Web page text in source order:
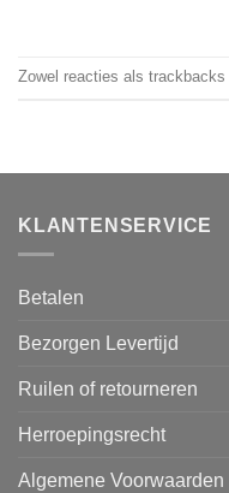
Zowel reacties als trackbacks
KLANTENSERVICE
Betalen
Bezorgen Levertijd
Ruilen of retourneren
Herroepingsrecht
Algemene Voorwaarden